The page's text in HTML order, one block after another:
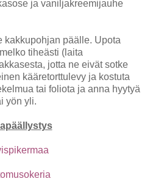
ja vaniljakreemijauhe
kakkupohjan päälle. Upota
tiheästi (laita
jotta ne eivät sotke
kääretorttulevy ja kostuta
tai foliota ja anna hyytyä
yön yli.